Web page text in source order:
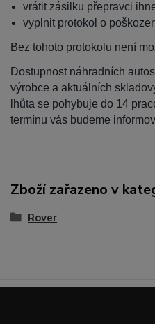
vrátit zásilku přepravci
vyplnit protokol o
Bez tohoto protokolu není
Dostupnost náhradních
výrobce a aktuálních
lhůta se pohybuje do 14
termínu vás budeme
Zboží zařazeno v
Rover